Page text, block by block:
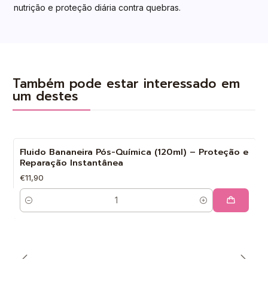
nutrição e proteção diária contra quebras.
Também pode estar interessado em
um destes
Fluido Bananeira Pós-Química (120ml) – Proteção e
Reparação Instantânea
€11,90
Quantidade